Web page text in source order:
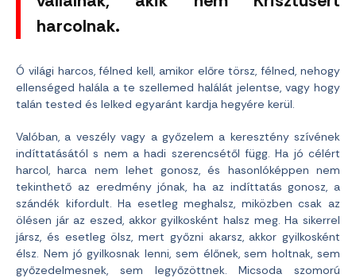
harcolnak.
Ó világi harcos, félned kell, amikor előre törsz, félned, nehogy
ellenséged halála a te szellemed halálát jelentse, vagy hogy
talán tested és lelked egyaránt kardja hegyére kerül.
Valóban, a veszély vagy a győzelem a keresztény szívének
indíttatásától s nem a hadi szerencsétől függ. Ha jó célért
harcol, harca nem lehet gonosz, és hasonlóképpen nem
tekinthető az eredmény jónak, ha az indíttatás gonosz, a
szándék kifordult. Ha esetleg meghalsz, miközben csak az
ölésen jár az eszed, akkor gyilkosként halsz meg. Ha sikerrel
jársz, és esetleg ölsz, mert győzni akarsz, akkor gyilkosként
élsz. Nem jó gyilkosnak lenni, sem élőnek, sem holtnak, sem
győzedelmesnek, sem legyőzöttnek. Micsoda szomorú